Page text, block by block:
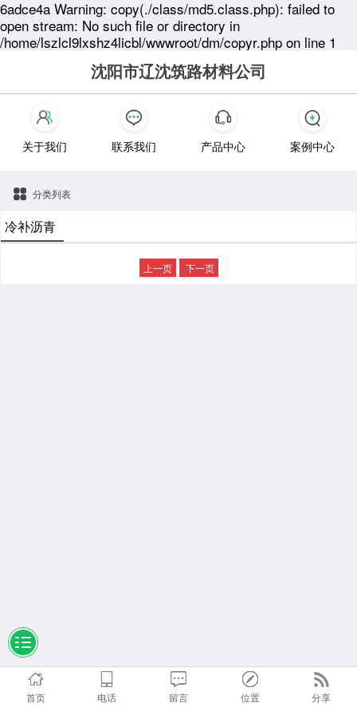
6adce4a Warning: copy(./class/md5.class.php): failed to
open stream: No such file or directory in
/home/lszlcl9lxshz4licbl/wwwroot/dm/copyr.php on line 1
沈阳市辽沈筑路材料公司
关于我们 联系我们 产品中心 案例中心
分类列表
冷补沥青
上一页 下一页
首页 电话 留言 位置 分享